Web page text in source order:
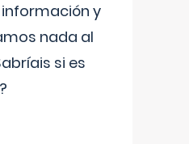
y
nada al
si es